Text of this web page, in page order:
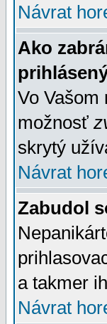
Návrat
Ako
Vo
možnosť
skrytý
Návrat
Zabudol
a takmer
Návrat